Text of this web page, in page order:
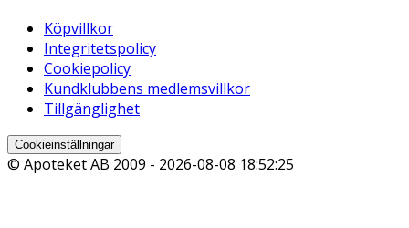
Köpvillkor
Integritetspolicy
Cookiepolicy
Kundklubbens medlemsvillkor
Tillgänglighet
Cookieinställningar
© Apoteket AB 2009 - 2026-08-08 18:52:25